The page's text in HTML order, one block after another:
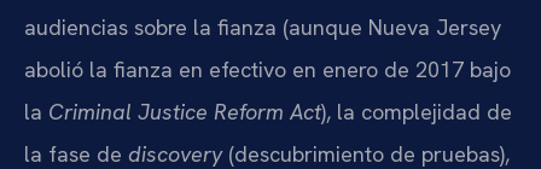
audiencias sobre la fianza (aunque Nueva Jersey
abolió la fianza en efectivo en enero de 2017 bajo
la Criminal Justice Reform Act), la complejidad de
la fase de discovery(descubrimiento de pruebas),